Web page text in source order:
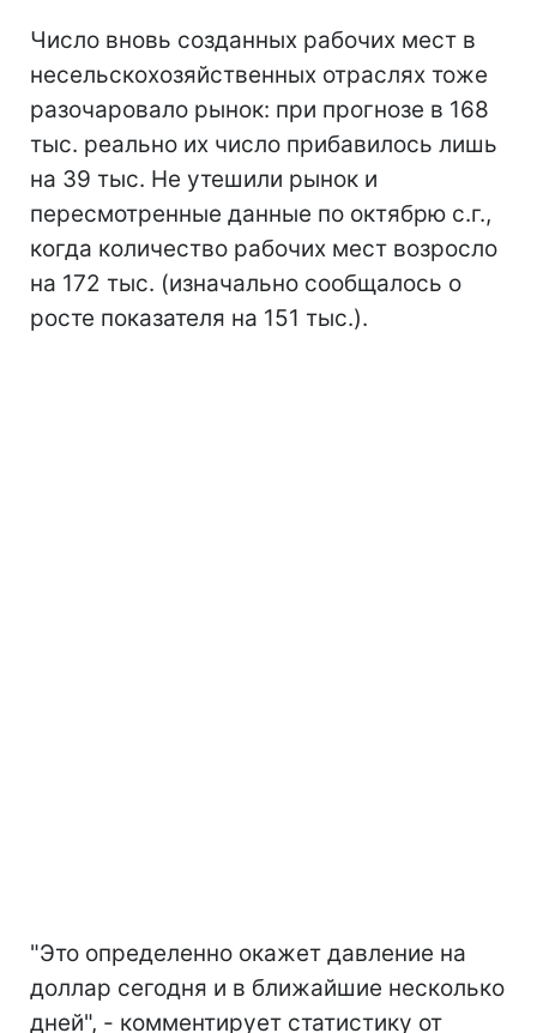
Число вновь созданных рабочих мест в
несельскохозяйственных отраслях тоже
разочаровало рынок: при прогнозе в 168
тыс. реально их число прибавилось лишь
на 39 тыс. Не утешили рынок и
пересмотренные данные по октябрю с.г.,
когда количество рабочих мест возросло
на 172 тыс. (изначально сообщалось о
росте показателя на 151 тыс.).
"Это определенно окажет давление на
доллар сегодня и в ближайшие несколько
дней", - комментирует статистику от